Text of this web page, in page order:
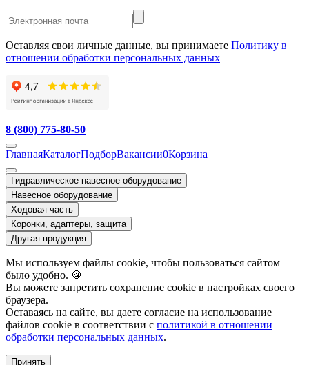
Оставляя свои личные данные, вы принимаете Политику в
отношении обработки персональных данных
8 (800) 775-80-50
ГлавнаяКаталогПодборВакансии0Корзина
Гидравлическое навесное оборудование
Навесное оборудование
Ходовая часть
Коронки, адаптеры, защита
Другая продукция
Мы используем файлы cookie, чтобы пользоваться сайтом
было удобно. 🍪
Вы можете запретить сохранение cookie в настройках своего
браузера.
Оставаясь на сайте, вы даете согласие на использование
файлов cookie в соответствии с политикой в отношении
обработки персональных данных.
Принять